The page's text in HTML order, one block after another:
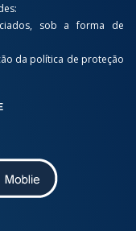
sob a forma de
da política de proteção